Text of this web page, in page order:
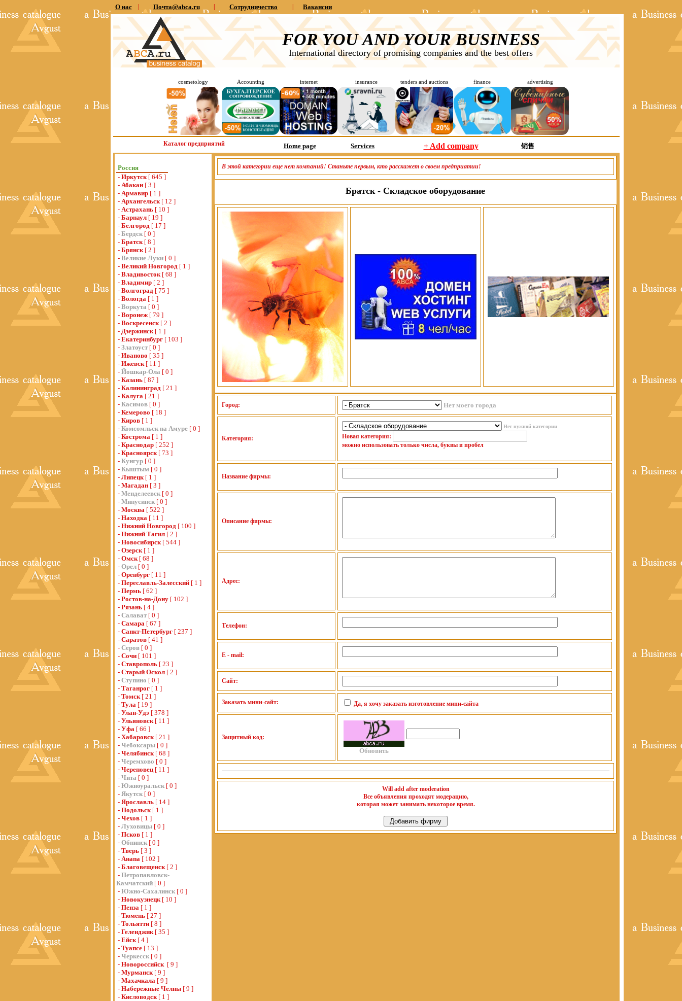
О нас Почта@abca.ru Сотрудничество Вакансии
FOR YOU AND YOUR BUSINESS
International directory of promising companies and the best offers
cosmetology Accounting internet insurance tenders and auctions finance advertising
Каталог предприятий Home page Services + Add company 销售
Россия
- Иркутск[ 645 ]
- Абакан [ 3 ]
- Армавир [ 1 ]
- Архангельск[ 12 ]
- Астрахань [ 10 ]
- Барнаул [ 19 ]
- Белгород [ 17 ]
- Бердск [ 0 ]
- Братск[ 8 ]
- Брянск[ 2 ]
- Великие Луки [ 0 ]
- Великий Новгород [ 1 ]
- Владивосток[ 68 ]
- Владимир [ 2 ]
- Волгоград [ 75 ]
- Вологда [ 1 ]
- Воркута [ 0 ]
- Воронеж[ 79 ]
- Воскресенск[ 2 ]
- Дзержинск[ 1 ]
- Екатеринбург [ 103 ]
- Златоуст [ 0 ]
- Иваново [ 35 ]
- Ижевск[ 11 ]
- Йошкар-Ола [ 0 ]
- Казань [ 87 ]
- Калининград [ 21 ]
- Калуга [ 21 ]
- Касимов [ 0 ]
- Кемерово [ 18 ]
- Киров [ 1 ]
- Комсомльск на Амуре [ 0 ]
- Кострома [ 1 ]
- Краснодар [ 252 ]
- Красноярск[ 73 ]
- Кунгур [ 0 ]
- Кыштым [ 0 ]
- Липецк[ 1 ]
- Магадан [ 3 ]
- Менделеевск [ 0 ]
- Минусинск [ 0 ]
- Москва [ 522 ]
- Находка [ 11 ]
- Нижний Новгород [ 100 ]
- Нижний Тагил [ 2 ]
- Новосибирск[ 544 ]
- Озерск[ 1 ]
- Омск[ 68 ]
- Орел [ 0 ]
- Оренбург [ 11 ]
- Переславль-Залесский [ 1 ]
- Пермь [ 62 ]
- Ростов-на-Дону [ 102 ]
- Рязань [ 4 ]
- Салават [ 0 ]
- Самара [ 67 ]
- Санкт-Петербург [ 237 ]
- Саратов [ 41 ]
- Серов [ 0 ]
- Сочи [ 101 ]
- Ставрополь [ 23 ]
- Старый Оскол [ 2 ]
- Ступино [ 0 ]
- Таганрог [ 1 ]
- Томск[ 21 ]
- Тула [ 19 ]
- Улан-Удэ [ 378 ]
- Ульяновск[ 11 ]
- Уфа [ 66 ]
- Хабаровск[ 21 ]
- Чебоксары [ 0 ]
- Челябинск[ 68 ]
- Черемхово [ 0 ]
- Череповец[ 11 ]
- Чита [ 0 ]
- Южноуральск [ 0 ]
- Якутск [ 0 ]
- Ярославль [ 14 ]
- Подольск[ 1 ]
- Чехов [ 1 ]
- Луховицы [ 0 ]
- Псков [ 1 ]
- Обнинск [ 0 ]
- Тверь [ 3 ]
- Анапа [ 102 ]
- Благовещенск[ 2 ]
- Петропавловск-
Камчатский [ 0 ]
- Южно-Сахалинск [ 0 ]
- Новокузнецк[ 10 ]
- Пенза [ 1 ]
- Тюмень [ 27 ]
- Тольятти [ 8 ]
- Геленджик[ 35 ]
- Ейск[ 4 ]
- Туапсе [ 13 ]
- Черкесск [ 0 ]
- Новороссийск [ 9 ]
- Мурманск[ 9 ]
- Махачкала [ 9 ]
- Набережные Челны [ 9 ]
- Кисловодск[ 1 ]
В этой категории еще нет компаний! Станьте первым, кто расскажет о своем предприятии!
Братск - Складское оборудование
Город: Нет моего города
Категория:
Нет нужной категории
Новая категория:
можно использовать только числа, буквы и пробел
Название фирмы:
Описание фирмы:
Адрес:
Телефон:
E - mail:
Сайт:
Заказать мини-сайт: Да, я хочу заказать изготовление мини-сайта
Защитный код:
Обновить
Will add after moderation
Все объявления проходят модерацию,
которая может занимать некоторое время.